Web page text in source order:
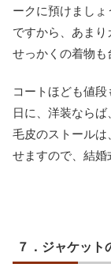
ークに預けまし
ですから、あまり
せっかくの着物も
コートほども値
日に、洋装ならば
毛皮のストール
せますので、結婚
７．ジャケット